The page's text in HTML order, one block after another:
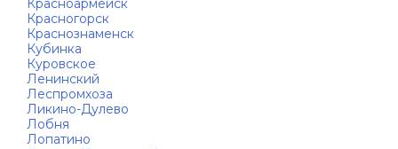
Красноармейск
Красногорск
Краснознаменск
Кубинка
Куровское
Ленинский
Леспромхоза
Ликино-Дулево
Лобня
Лопатино